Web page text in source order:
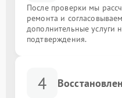
После проверки мы
ремонта и
дополнительные услуги
подтверждения.
4